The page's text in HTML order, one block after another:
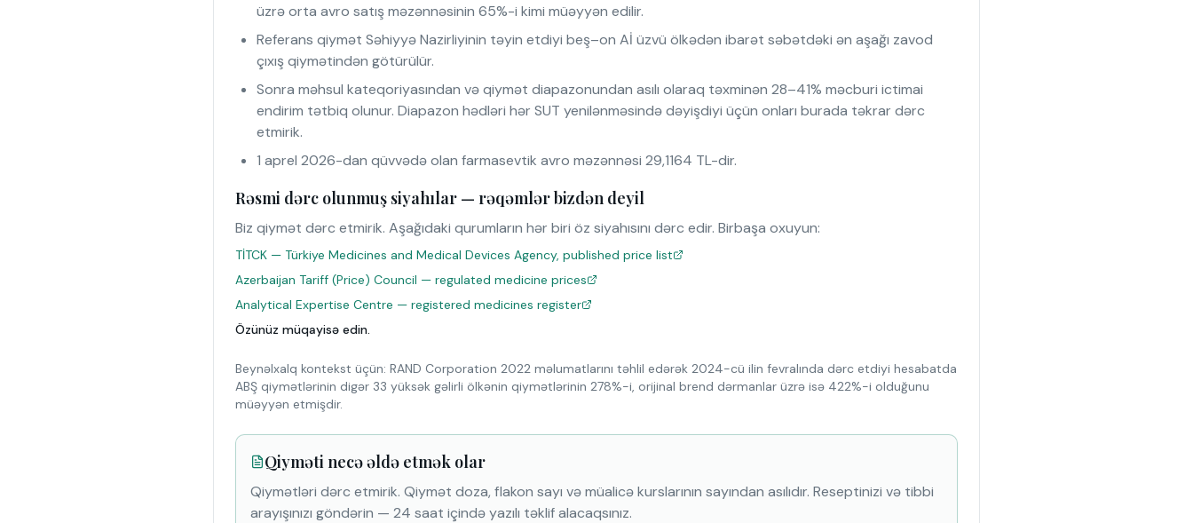
üzrə orta avro satış məzənnəsinin 65%-i kimi müəyyən edilir.
Referans qiymət Səhiyyə Nazirliyinin təyin etdiyi beş–on Aİ üzvü ölkədən ibarət səbətdəki ən aşağı zavod
çıxış qiymətindən götürülür.
Sonra məhsul kateqoriyasından və qiymət diapazonundan asılı olaraq təxminən 28–41% məcburi ictimai
endirim tətbiq olunur. Diapazon hədləri hər SUT yenilənməsində dəyişdiyi üçün onları burada təkrar dərc
etmirik.
1 aprel 2026-dan qüvvədə olan farmasevtik avro məzənnəsi 29,1164 TL-dir.
Rəsmi dərc olunmuş siyahılar — rəqəmlər bizdən deyil
Biz qiymət dərc etmirik. Aşağıdaki qurumların hər biri öz siyahısını dərc edir. Birbaşa oxuyun:
TİTCK — Türkiye Medicines and Medical Devices Agency, published price list
Azerbaijan Tariff (Price) Council — regulated medicine prices
Analytical Expertise Centre — registered medicines register
Özünüz müqayisə edin.
Beynəlxalq kontekst üçün: RAND Corporation 2022 məlumatlarını təhlil edərək 2024-cü ilin fevralında dərc etdiyi hesabatda
ABŞ qiymətlərinin digər 33 yüksək gəlirli ölkənin qiymətlərinin 278%-i, orijinal brend dərmanlar üzrə isə 422%-i olduğunu
müəyyən etmişdir.
Qiyməti necə əldə etmək olar
Qiymətləri dərc etmirik. Qiymət doza, flakon sayı və müalicə kurslarının sayından asılıdır. Reseptinizi və tibbi
arayışınızı göndərin — 24 saat içində yazılı təklif alacaqsınız.